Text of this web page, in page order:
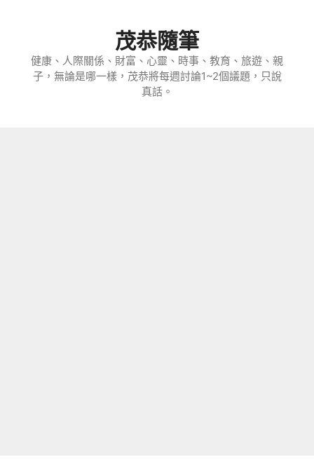
茂恭隨筆
健康、人際關係、財富、心靈、時事、教育、旅遊、親
子，無論是哪一樣，茂恭將每週討論1~2個議題，只說
真話。